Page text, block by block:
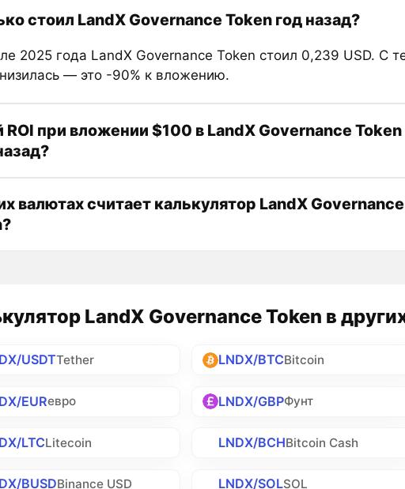
стоил LandX Governance Token год назад?
2025 года LandX Governance Token стоил 0,239 USD. С
— это -90% к вложению.
ROI при вложении $100 в LandX Governance Token
валютах считает калькулятор LandX Governance
LandX Governance Token в
USDTTether LNDX/BTCBitcoin
EURевро LNDX/GBPФунт
LTCLitecoin LNDX/BCHBitcoin Cash
BUSDBinance USD LNDX/SOLSOL